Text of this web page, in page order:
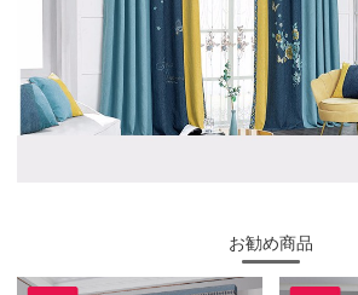
お勧め商品